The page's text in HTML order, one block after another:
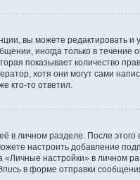
вы можете редактировать
иногда только в течение
показывает количество
хотя они могут сами
кто-то ответил.
в личном разделе. После
настроить добавление
настройки» в личном
в форме отправки